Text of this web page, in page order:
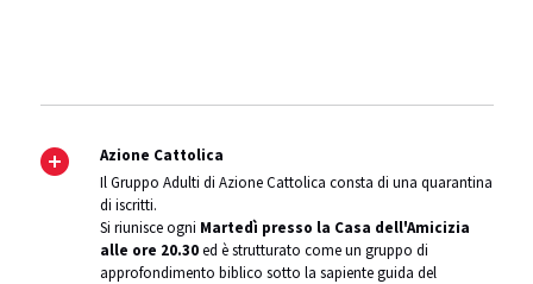
Azione Cattolica
Il Gruppo Adulti di Azione Cattolica consta di una quarantina
di iscritti.
Si riunisce ogni Martedì presso la Casa dell'Amicizia
alle ore 20.30ed è strutturato come un gruppo di
approfondimento biblico sotto la sapiente guida del